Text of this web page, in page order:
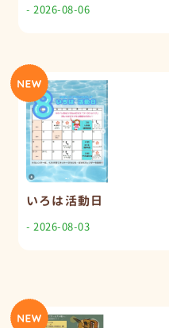
- 2026-08-06
いろは活動日
- 2026-08-03